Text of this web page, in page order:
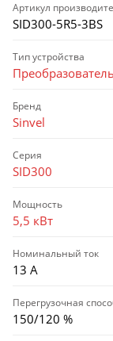
Артикул
SID300-5R5-3BS
Тип устройства
Бренд
Sinvel
Серия
SID300
Мощность
5,5 кВт
Номинальный ток
13 А
Перегрузочная
150/120 %